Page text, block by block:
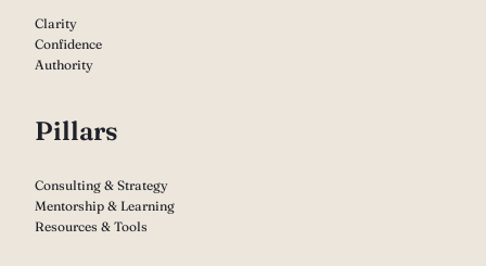
Clarity
Confidence
Authority
Pillars
Consulting & Strategy
Mentorship & Learning
Resources & Tools